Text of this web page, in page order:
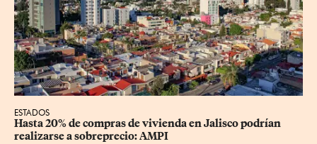
ESTADOS
Hasta 20% de compras de vivienda en Jalisco podrían
realizarse a sobreprecio: AMPI